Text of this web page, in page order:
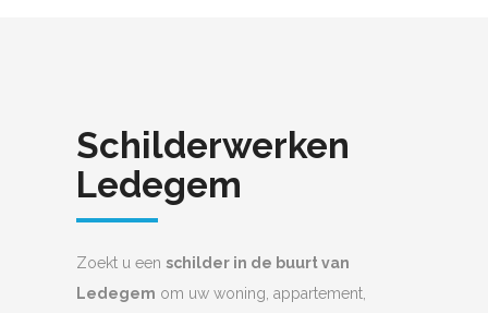
Schilderwerken
Ledegem
Zoekt u een schilder in de buurt van
Ledegem om uw woning, appartement,